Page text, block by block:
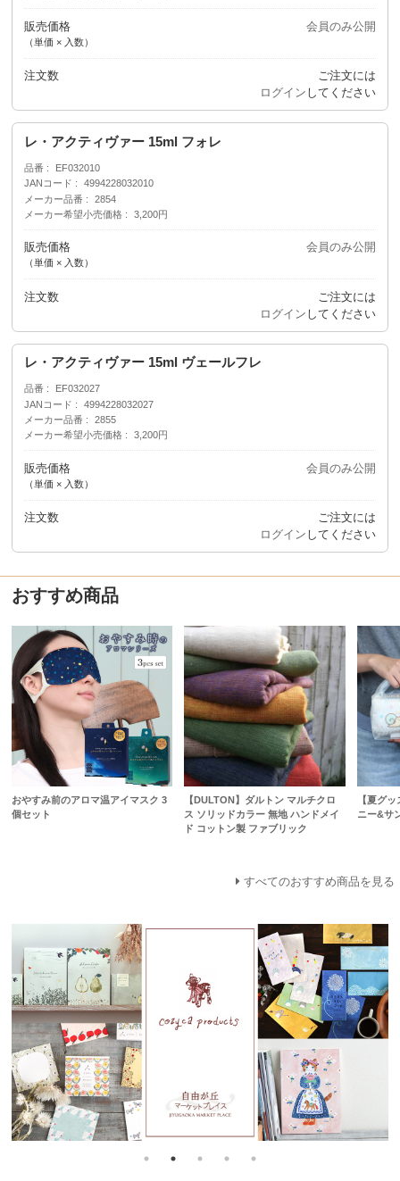
販売価格
（単価 × 入数）
会員のみ公開
注文数
ご注文には
ログイン してください
レ・アクティヴァー 15ml フォレ
品番
EF032010
JANコード
4994228032010
メーカー品番
2854
メーカー希望小売価格
3,200円
販売価格
（単価 × 入数）
会員のみ公開
注文数
ご注文には
ログイン してください
レ・アクティヴァー 15ml ヴェールフレ
品番
EF032027
JANコード
4994228032027
メーカー品番
2855
メーカー希望小売価格
3,200円
販売価格
（単価 × 入数）
会員のみ公開
注文数
ご注文には
ログイン してください
おすすめ商品
おやすみ前のアロマ温アイマスク 3
個セット
【DULTON】ダルトン マルチクロ
ス ソリッドカラー 無地 ハンドメイ
ド コットン製 ファブリック
【夏グ
ニー&サ
すべてのおすすめ商品を見る